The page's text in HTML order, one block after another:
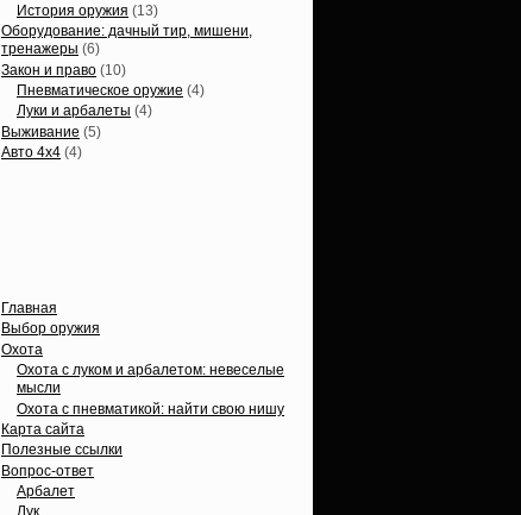
История оружия (13)
Оборудование: дачный тир, мишени,
тренажеры (6)
Закон и право (10)
Пневматическое оружие (4)
Луки и арбалеты (4)
Выживание (5)
Авто 4х4 (4)
Главная
Выбор оружия
Охота
Охота с луком и арбалетом: невеселые
мысли
Охота с пневматикой: найти свою нишу
Карта сайта
Полезные ссылки
Вопрос-ответ
Арбалет